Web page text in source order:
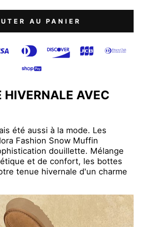
AU PANIER
HIVERNALE AVEC
été aussi à la mode. Les
Fashion Snow Muffin
douillette. Mélange
et de confort, les bottes
tenue hivernale d'un charme